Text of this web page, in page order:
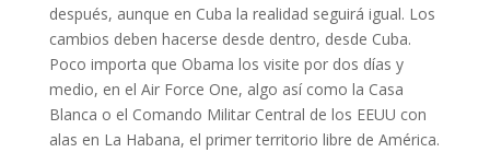
después, aunque en Cuba la realidad seguirá igual. Los
cambios deben hacerse desde dentro, desde Cuba.
Poco importa que Obama los visite por dos días y
medio, en el Air Force One, algo así como la Casa
Blanca o el Comando Militar Central de los EEUU con
alas en La Habana, el primer territorio libre de América.